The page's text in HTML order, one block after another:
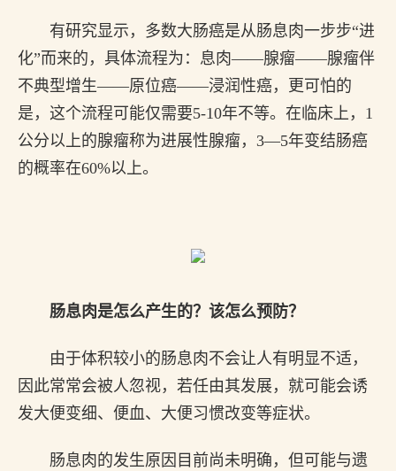
有研究显示，多数大肠癌是从肠息肉一步步“进
化”而来的，具体流程为：息肉——腺瘤——腺瘤伴
不典型增生——原位癌——浸润性癌，更可怕的
是，这个流程可能仅需要5-10年不等。在临床上，1
公分以上的腺瘤称为进展性腺瘤，3—5年变结肠癌
的概率在60%以上。
肠息肉是怎么产生的？该怎么预防？
由于体积较小的肠息肉不会让人有明显不适，
因此常常会被人忽视，若任由其发展，就可能会诱
发大便变细、便血、大便习惯改变等症状。
肠息肉的发生原因目前尚未明确，但可能与遗